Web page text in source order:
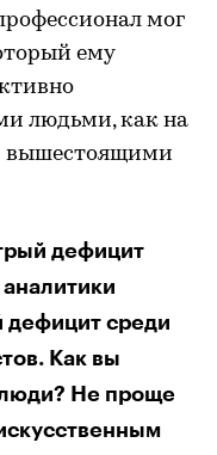
мог
ему
людьми, как на
вышестоящими
дефицит
дефицит среди
Как вы
Не проще